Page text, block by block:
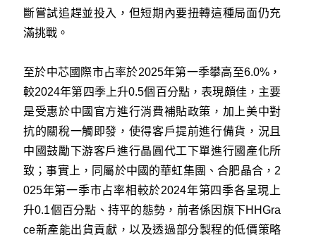
斷嘗試追趕並投入，但短期內要扭轉這種局面仍充
滿挑戰。
至於中芯國際市占率於2025年第一季攀高至6.0%，
較2024年第四季上升0.5個百分點，表現頗佳，主要
是受惠於中國官方進行消費補貼政策，加上美中對
抗的關稅一觸即發，使得客戶提前進行備貨，況且
中國鼓勵下游客戶進行晶圓代工下單進行國產化所
致；事實上，同屬於中國的華虹集團、合肥晶合，2
025年第一季市占率相較於2024年第四季各呈現上
升0.1個百分點、持平的態勢，前者係因旗下HHGra
ce新產能出貨貢獻，以及透過部分製程的低價策略